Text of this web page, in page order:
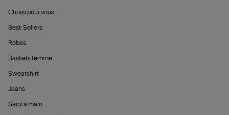
Choisi pour vous
Best-Sellers
Robes
Baskets femme
Sweatshirt
Jeans
Sacs à main